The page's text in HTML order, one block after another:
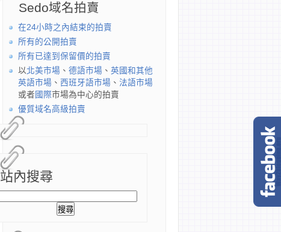
Sedo域名拍賣
在24小時之內結束的拍賣
所有的公開拍賣
所有已達到保留價的拍賣
以北美市場 、 德語市場 、 英國和其他
英語市場 、 西班牙語市場 、 法語市場
或者 國際市場為中心的拍賣
優質域名高級拍賣
站內搜尋